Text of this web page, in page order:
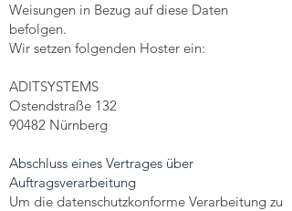
Weisungen in Bezug auf diese Daten
befolgen.
Wir setzen folgenden Hoster ein:
ADITSYSTEMS
Ostendstraße 132
90482 Nürnberg
Abschluss eines Vertrages über
Auftragsverarbeitung
Um die datenschutzkonforme Verarbeitung zu